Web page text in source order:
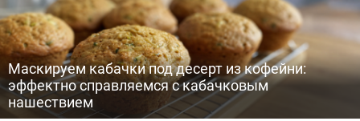
Маскируем кабачки под десерт из кофейни:
эффектно справляемся с кабачковым
нашествием